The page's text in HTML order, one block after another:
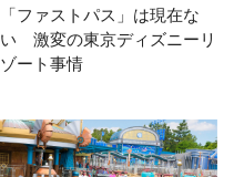
「ファストパス」は現在な
い 激変の東京ディズニーリ
ゾート事情